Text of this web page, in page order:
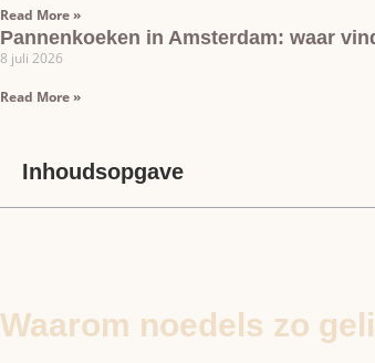
Read More »
Pannenkoeken in Amsterdam: waar
8 juli 2026
Read More »
Inhoudsopgave
Waarom noedels zo